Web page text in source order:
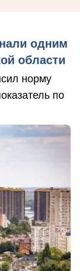
одним
области
норму
по